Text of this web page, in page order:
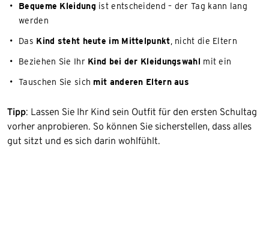
Bequeme Kleidung ist entscheidend – der Tag kann lang
werden
Das Kind steht heute im Mittelpunkt , nicht die Eltern
Beziehen Sie Ihr Kind bei der Kleidungswahl mit ein
Tauschen Sie sich mit anderen Eltern aus
Tipp: Lassen Sie Ihr Kind sein Outfit für den ersten Schultag
vorher anprobieren. So können Sie sicherstellen, dass alles
gut sitzt und es sich darin wohlfühlt.